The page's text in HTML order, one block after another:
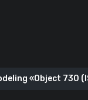
«Object 730